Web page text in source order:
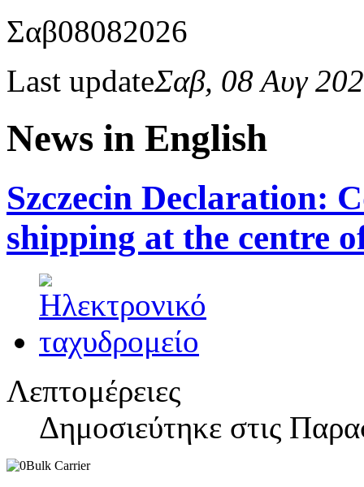
Σαβ08082026
Last updateΣαβ, 08 Αυγ
News in English
Szczecin Declaration:
shipping at the centre
Λεπτομέρειες
Δημοσιεύτηκε στις